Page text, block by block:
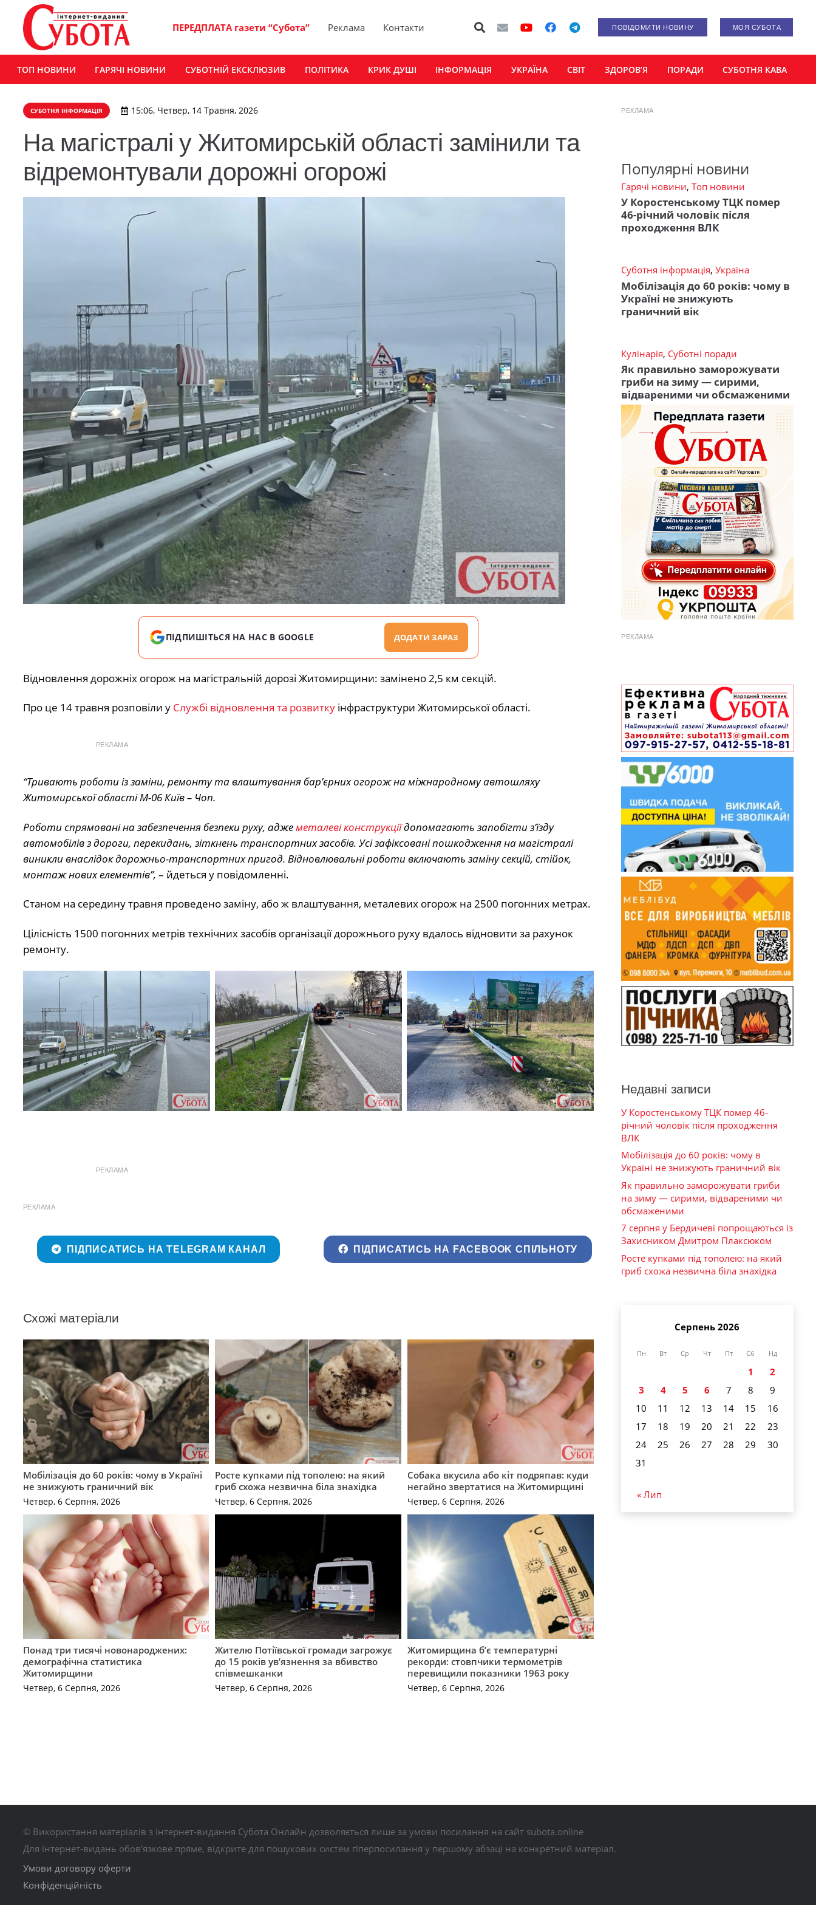
ПЕРЕДПЛАТА газети “Субота” Реклама Контакти ПОВІДОМИТИ НОВИНУ МОЯ СУБОТА
ТОП НОВИНИ ГАРЯЧІ НОВИНИ СУБОТНІЙ ЕКСКЛЮЗИВ ПОЛІТИКА КРИК ДУШІ ІНФОРМАЦІЯ УКРАЇНА СВІТ ЗДОРОВ’Я ПОРАДИ СУБОТНЯ КАВА
СУБОТНЯ ІНФОРМАЦІЯ 15:06, Четвер, 14 Травня, 2026
На магістралі у Житомирській області замінили та
відремонтували дорожні огорожі
ПІДПИШІТЬСЯ НА НАС В GOOGLE ДОДАТИ ЗАРАЗ
Відновлення дорожніх огорож на магістральній дорозі Житомирщини: замінено 2,5 км секцій.
Про це 14 травня розповіли у Службі відновлення та розвитку інфраструктури Житомирської області.
РЕКЛАМА
“Тривають роботи із заміни, ремонту та влаштуваннябар’єрних огорожна міжнародному автошляху
Житомирської області М-06 Київ – Чоп.
Роботи спрямовані на забезпечення безпеки руху, аджеметалеві конструкціїдопомагають запобігти з’їзду
автомобілів з дороги, перекидань, зіткнень транспортних засобів. Усі зафіксовані пошкодження на магістралі
виникли внаслідок дорожньо-транспортних пригод. Відновлювальні роботи включають заміну секцій, стійок,
монтаж нових елементів”, – йдеться у повідомленні.
Станом на середину травня проведено заміну, або ж влаштування, металевих огорож на 2500 погонних метрах.
Цілісність 1500 погонних метрів технічних засобів організації дорожнього руху вдалось відновити за рахунок
ремонту.
РЕКЛАМА
РЕКЛАМА
ПІДПИСАТИСЬ НА TELEGRAM КАНАЛ ПІДПИСАТИСЬ НА FACEBOOK СПІЛЬНОТУ
Схожі матеріали
Мобілізація до 60 років: чому в Україні
не знижують граничний вік
Четвер, 6 Серпня, 2026
Росте купками під тополею: на який
гриб схожа незвична біла знахідка
Четвер, 6 Серпня, 2026
Собака вкусила або кіт подряпав: куди
негайно звертатися на Житомирщині
Четвер, 6 Серпня, 2026
Понад три тисячі новонароджених:
демографічна статистика
Житомирщини
Четвер, 6 Серпня, 2026
Жителю Потіївської громади загрожує
до 15 років ув’язнення за вбивство
співмешканки
Четвер, 6 Серпня, 2026
Житомирщина б’є температурні
рекорди: стовпчики термометрів
перевищили показники 1963 року
Четвер, 6 Серпня, 2026
РЕКЛАМА
Популярні новини
Гарячі новини, Топ новини
У Коростенському ТЦК помер
46-річний чоловік після
проходження ВЛК
Суботня інформація, Україна
Мобілізація до 60 років: чому в
Україні не знижують
граничний вік
Кулінарія, Суботні поради
Як правильно заморожувати
гриби на зиму — сирими,
відвареними чи обсмаженими
РЕКЛАМА
Недавні записи
У Коростенському ТЦК помер 46-
річний чоловік після проходження
ВЛК
Мобілізація до 60 років: чому в
Україні не знижують граничний вік
Як правильно заморожувати гриби
на зиму — сирими, відвареними чи
обсмаженими
7 серпня у Бердичеві попрощаються із
Захисником Дмитром Плаксюком
Росте купками під тополею: на який
гриб схожа незвична біла знахідка
Серпень 2026
Пн Вт Ср Чт Пт Сб Нд
1
2
3
4 5 6 7 8
9
10
11 12 13 14 15
16
17
18 19 20 21 22
23
24
25 26 27 28 29
30
31
« Лип
© Використання матеріалів з інтернет-видання Субота Онлайн дозволяється лише за умови посилання на сайт subota.online
Для інтернет-видань обов’язкове пряме, відкрите для пошукових систем гіперпосилання у першому абзаці на конкретний матеріал.
Умови договору оферти
Конфіденційність